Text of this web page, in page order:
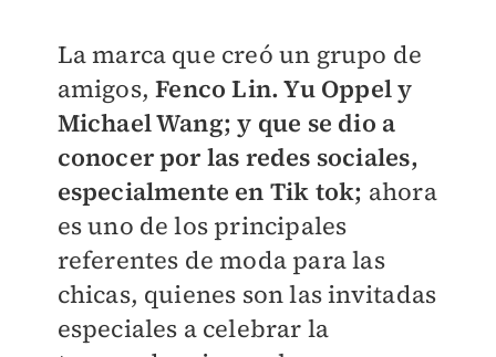
La marca que creó un grupo de
amigos, Fenco Lin. Yu Oppel y
Michael Wang; y que se dio a
conocer por las redes sociales,
especialmente en Tik tok; ahora
es uno de los principales
referentes de moda para las
chicas, quienes son las invitadas
especiales a celebrar la